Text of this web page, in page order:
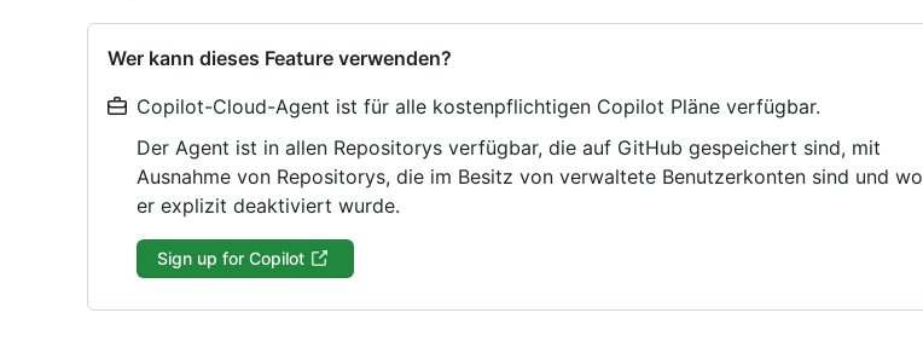
Wer kann dieses Feature verwenden?
Copilot-Cloud-Agent ist für alle kostenpflichtigen Copilot Pläne verfügbar.
Der Agent ist in allen Repositorys verfügbar, die auf GitHub gespeichert sind, mit
Ausnahme von Repositorys, die im Besitz von verwaltete Benutzerkonten sind und wo
er explizit deaktiviert wurde.
Sign up for Copilot